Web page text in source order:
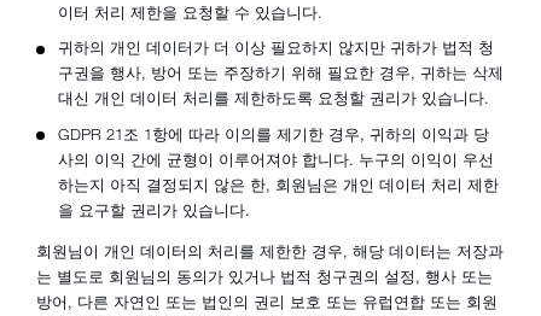
이터 처리 제한을 요청할 수 있습니다.
귀하의 개인 데이터가 더 이상 필요하지 않지만 귀하가 법적 청
구권을 행사, 방어 또는 주장하기 위해 필요한 경우, 귀하는 삭제
대신 개인 데이터 처리를 제한하도록 요청할 권리가 있습니다.
GDPR 21조 1항에 따라 이의를 제기한 경우, 귀하의 이익과 당
사의 이익 간에 균형이 이루어져야 합니다. 누구의 이익이 우선
하는지 아직 결정되지 않은 한, 회원님은 개인 데이터 처리 제한
을 요구할 권리가 있습니다.
회원님이 개인 데이터의 처리를 제한한 경우, 해당 데이터는 저장과
는 별도로 회원님의 동의가 있거나 법적 청구권의 설정, 행사 또는
방어, 다른 자연인 또는 법인의 권리 보호 또는 유럽연합 또는 회원